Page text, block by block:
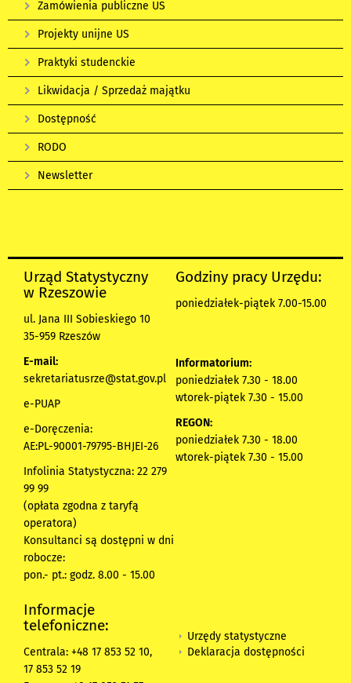
Zamówienia publiczne US
Projekty unijne US
Praktyki studenckie
Likwidacja / Sprzedaż majątku
Dostępność
RODO
Newsletter
Urząd Statystyczny
w Rzeszowie
ul. Jana III Sobieskiego 10
35-959 Rzeszów
E-mail:
sekretariatusrze@stat.gov.pl
e-PUAP
e-Doręczenia:
AE:PL-90001-79795-BHJEI-26
Infolinia Statystyczna: 22 279
99 99
(opłata zgodna z taryfą
operatora)
Konsultanci są dostępni w dni
robocze:
pon.- pt.: godz. 8.00 - 15.00
Godziny pracy Urzędu:
poniedziałek-piątek 7.00-15.00
Informatorium:
poniedziałek 7.30 - 18.00
wtorek-piątek 7.30 - 15.00
REGON:
poniedziałek 7.30 - 18.00
wtorek-piątek 7.30 - 15.00
Informacje
telefoniczne:
Centrala: +48 17 853 52 10,
17 853 52 19
Urzędy statystyczne
Deklaracja dostępności